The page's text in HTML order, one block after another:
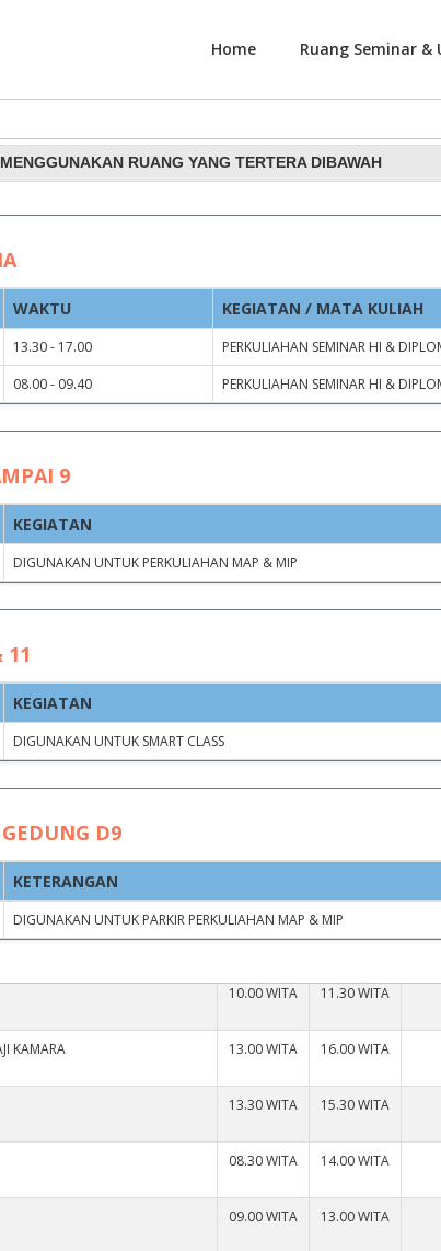
Home Ruang Seminar &
Ruang Rapat
Clear filters
JAM
JAM
09.00 WITA 11.30 WITA
10.00 WITA 11.30 WITA
KAMARA 13.00 WITA 16.00 WITA
13.30 WITA 15.30 WITA
08.30 WITA 14.00 WITA
09.00 WITA 13.00 WITA
RUANG YANG TERTERA DIBAWAH
WAKTU KEGIATAN / MATA KULIAH
13.30 - 17.00
PERKULIAHAN SEMINAR HI &
08.00 - 09.40 PERKULIAHAN SEMINAR HI &
9
KEGIATAN
DIGUNAKAN UNTUK PERKULIAHAN MAP & MIP
11
KEGIATAN
DIGUNAKAN UNTUK SMART CLASS
D9
KETERANGAN
DIGUNAKAN UNTUK PARKIR PERKULIAHAN MAP & MIP